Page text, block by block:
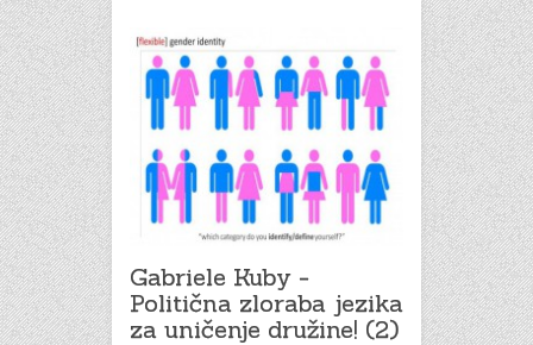
Gabriele Kuby -
Politična zloraba jezika
za uničenje družine! (2)